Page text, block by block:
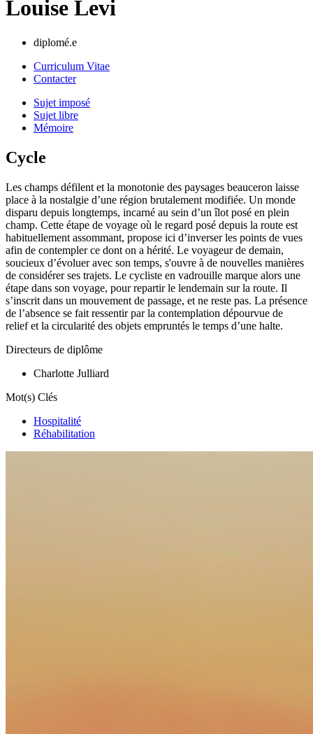
Louise Levi
diplomé.e
Curriculum Vitae
Contacter
Sujet imposé
Sujet libre
Mémoire
Cycle
Les champs défilent et la monotonie des paysages beauceron laisse
place à la nostalgie d’une région brutalement modifiée. Un monde
disparu depuis longtemps, incarné au sein d’un îlot posé en plein
champ. Cette étape de voyage où le regard posé depuis la route est
habituellement assommant, propose ici d’inverser les points de vues
afin de contempler ce dont on a hérité. Le voyageur de demain,
soucieux d’évoluer avec son temps, s'ouvre à de nouvelles manières
de considérer ses trajets. Le cycliste en vadrouille marque alors une
étape dans son voyage, pour repartir le lendemain sur la route. Il
s’inscrit dans un mouvement de passage, et ne reste pas. La présence
de l’absence se fait ressentir par la contemplation dépourvue de
relief et la circularité des objets empruntés le temps d’une halte.
Directeurs de diplôme
Charlotte Julliard
Mot(s) Clés
Hospitalité
Réhabilitation